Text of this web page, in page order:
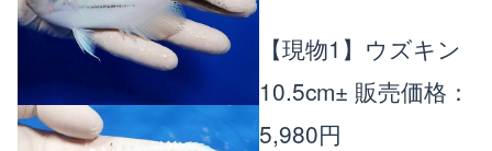
Y!Yahoo!店
【現物1】ウズキン
10.5cm± 販売価格：
5,980円